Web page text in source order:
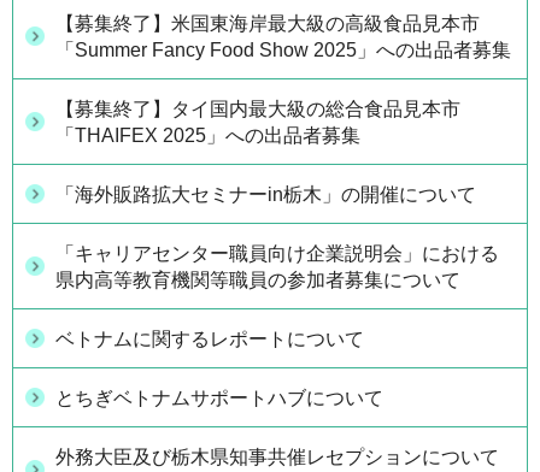
【募集終了】米国東海岸最大級の高級食品見本市
「Summer Fancy Food Show 2025」への出品者募集
【募集終了】タイ国内最大級の総合食品見本市
「THAIFEX 2025」への出品者募集
「海外販路拡大セミナーin栃木」の開催について
「キャリアセンター職員向け企業説明会」における
県内高等教育機関等職員の参加者募集について
ベトナムに関するレポートについて
とちぎベトナムサポートハブについて
外務大臣及び栃木県知事共催レセプションについて